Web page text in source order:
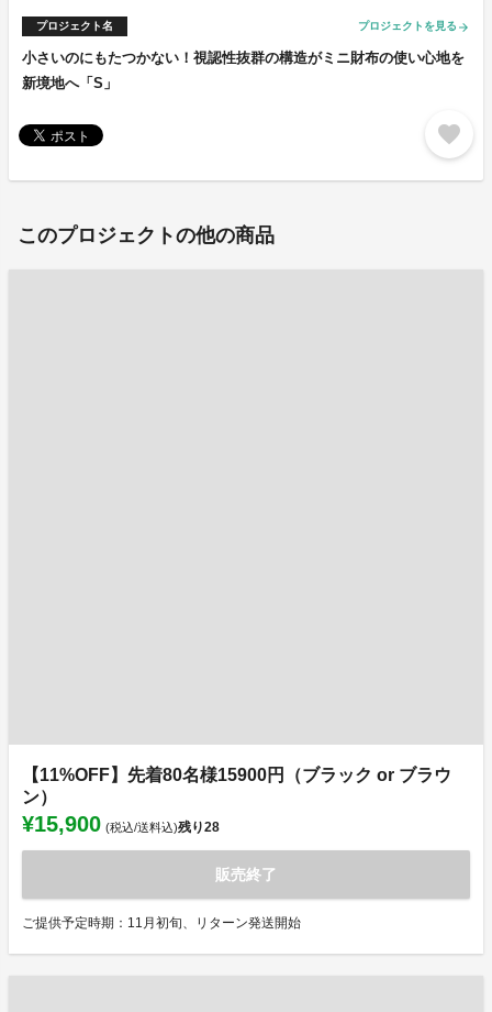
プロジェクト名 プロジェクトを見る arrow_forward
小さいのにもたつかない！視認性抜群の構造がミニ財布の使い心地を
新境地へ「S」
favorite
このプロジェクトの他の商品
【11%OFF】先着80名様15900円（ブラック or ブラウ
ン）
¥15,900 (税込/送料込)残り28
販売終了
ご提供予定時期：11月初旬、リターン発送開始